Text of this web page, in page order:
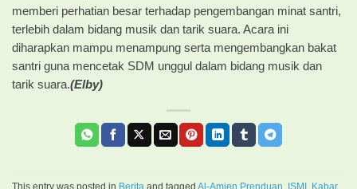
memberi perhatian besar terhadap pengembangan minat santri,
terlebih dalam bidang musik dan tarik suara. Acara ini
diharapkan mampu menampung serta mengembangkan bakat
santri guna mencetak SDM unggul dalam bidang musik dan
tarik suara.(Elby)
This entry was posted in Berita and tagged Al-Amien Prenduan ISMI Kabar